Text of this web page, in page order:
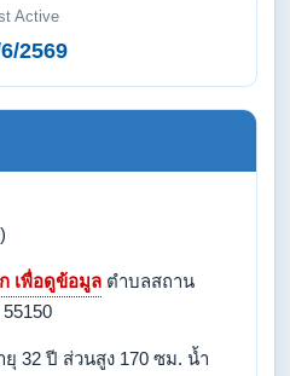
Active
2569
เพื่อดูข้อมูล ตำบลสถาน
ยุ 32 ปี ส่วนสูง 170 ซม. น้ำ